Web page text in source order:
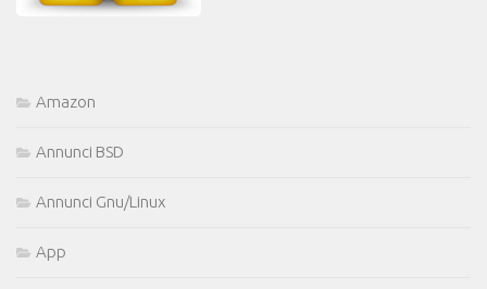
Amazon
Annunci BSD
Annunci Gnu/Linux
App